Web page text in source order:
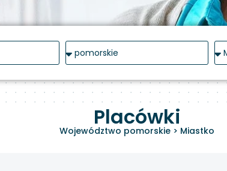
Placówki
Województwo pomorskie > Miastko